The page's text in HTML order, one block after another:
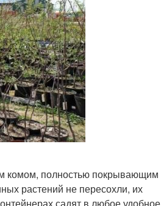
комом, полностью покрывающим
растений не пересохли, их